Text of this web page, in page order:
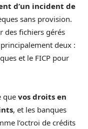
d’un incident de
sans provision.
des fichiers gérés
deux :
et le FICP pour
que vos droits en
, et les banques
l’octroi de crédits